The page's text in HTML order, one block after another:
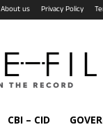
About us Privacy Policy
CBI – CID